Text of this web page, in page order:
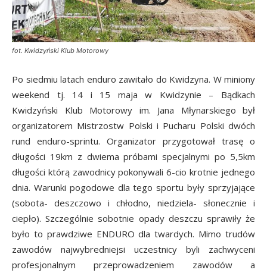
fot. Kwidzyński Klub Motorowy
Po siedmiu latach enduro zawitało do Kwidzyna. W miniony
weekend tj. 14 i 15 maja w Kwidzynie – Bądkach
Kwidzyński Klub Motorowy im. Jana Młynarskiego był
organizatorem Mistrzostw Polski i Pucharu Polski dwóch
rund enduro-sprintu. Organizator przygotował trasę o
długości 19km z dwiema próbami specjalnymi po 5,5km
długości którą zawodnicy pokonywali 6-cio krotnie jednego
dnia. Warunki pogodowe dla tego sportu były sprzyjające
(sobota- deszczowo i chłodno, niedziela- słonecznie i
ciepło). Szczególnie sobotnie opady deszczu sprawiły że
było to prawdziwe ENDURO dla twardych. Mimo trudów
zawodów najwybredniejsi uczestnicy byli zachwyceni
profesjonalnym przeprowadzeniem zawodów a